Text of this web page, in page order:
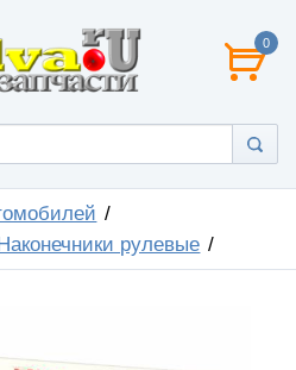
0
рулевые